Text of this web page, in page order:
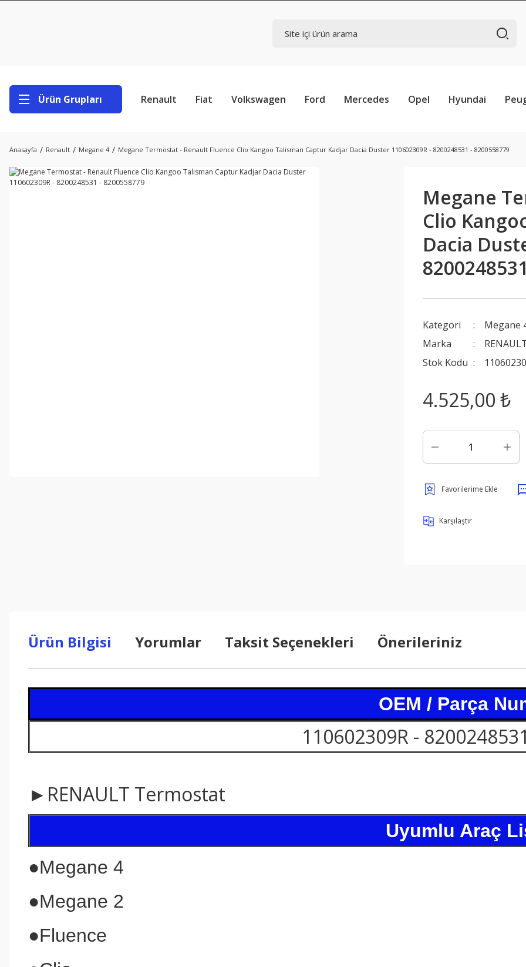
Ürün Grupları Renault Fiat Volkswagen Ford Mercedes Opel Hyundai
Anasayfa Renault Megane 4 Megane Termostat - Renault Fluence Clio Kangoo Talisman Captur Kadjar Dacia Duster 110602309R - 8200248531 - 8200558779
Megane
Clio
Dacia
Kategori
Megane
Marka
Stok Kodu
4.525,00 ₺
Karşılaştır
Ürün Bilgisi Yorumlar Taksit Seçenekleri Önerileriniz
OEM / Parça
110602309R -
►RENAULT Termostat
Uyumlu Araç
●Megane 4
●Megane 2
●Fluence